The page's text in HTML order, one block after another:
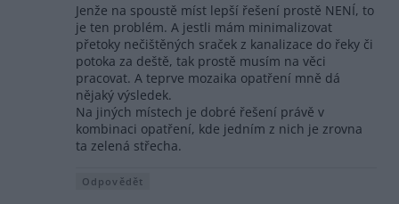
Jenže na spoustě míst lepší řešení prostě NENÍ, to
je ten problém. A jestli mám minimalizovat
přetoky nečištěných sraček z kanalizace do řeky či
potoka za deště, tak prostě musím na věci
pracovat. A teprve mozaika opatření mně dá
nějaký výsledek.
Na jiných místech je dobré řešení právě v
kombinaci opatření, kde jedním z nich je zrovna
ta zelená střecha.
Odpovědět